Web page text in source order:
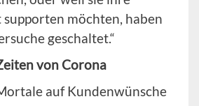
möchten, haben
geschaltet.“
von Corona
auf Kundenwünsche